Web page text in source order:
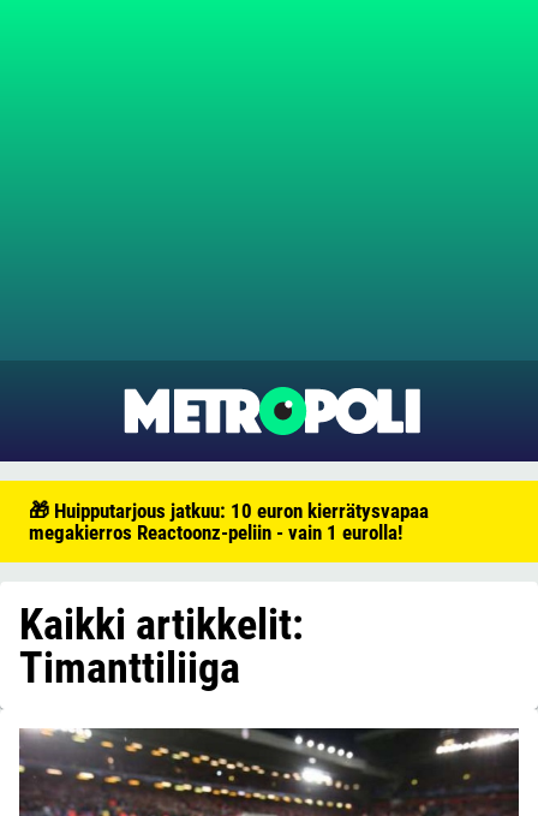
🎁 Huipputarjous jatkuu: 10 euron kierrätysvapaa
megakierros Reactoonz-peliin - vain 1 eurolla!
Kaikki artikkelit:
Timanttiliiga